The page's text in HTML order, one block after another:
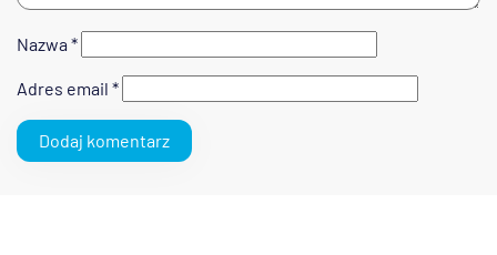
Nazwa *
Adres email *